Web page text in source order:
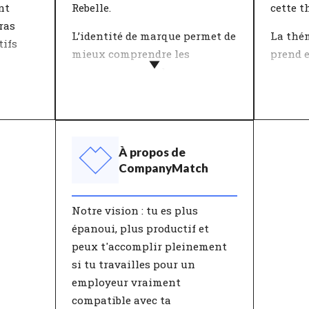
autres
les
avec
Rebelle.
L’identité de marque permet de
mieux comprendre les
marques comme les personnes.
sélection de valeurs qui,
ensemble, représentent une
identité. L'entreprise et toi
avez chacun votre propre
combinaison de
caractéristiques.
cette
La
prend
À propos de
CompanyMatch
Notre vision : tu es plus
épanoui, plus productif et
peux t'accomplir pleinement
si tu travailles pour un
employeur vraiment
compatible avec ta